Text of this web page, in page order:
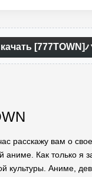
[777TOWN]
расскажу вам о
аниме. Как только я
культуры. Аниме,